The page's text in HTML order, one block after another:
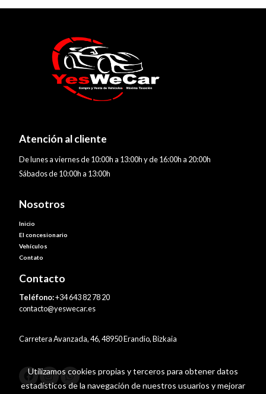
Atención al cliente
De lunes a viernes de 10:00h a 13:00h y de 16:00h a 20:00h
Sábados de 10:00h a 13:00h
Nosotros
Inicio
El concesionario
Vehículos
Contato
Contacto
Teléfono:+34 643 82 78 20
contacto@yeswecar.es
Carretera Avanzada, 46, 48950 Erandio, Bizkaia
Utilizamos cookies propias y terceros para obtener datos
estadísticos de la navegación de nuestros usuarios y mejorar